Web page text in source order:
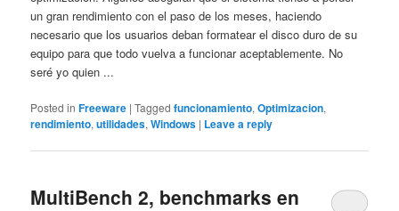
un gran rendimiento con el paso de los meses, haciendo
necesario que los usuarios deban formatear el disco duro de su
equipo para que todo vuelva a funcionar aceptablemente. No
seré yo quien ...
Posted in Freeware |Tagged funcionamiento,Optimizacion,
rendimiento,utilidades,Windows | Leave a reply
MultiBench 2, benchmarks en